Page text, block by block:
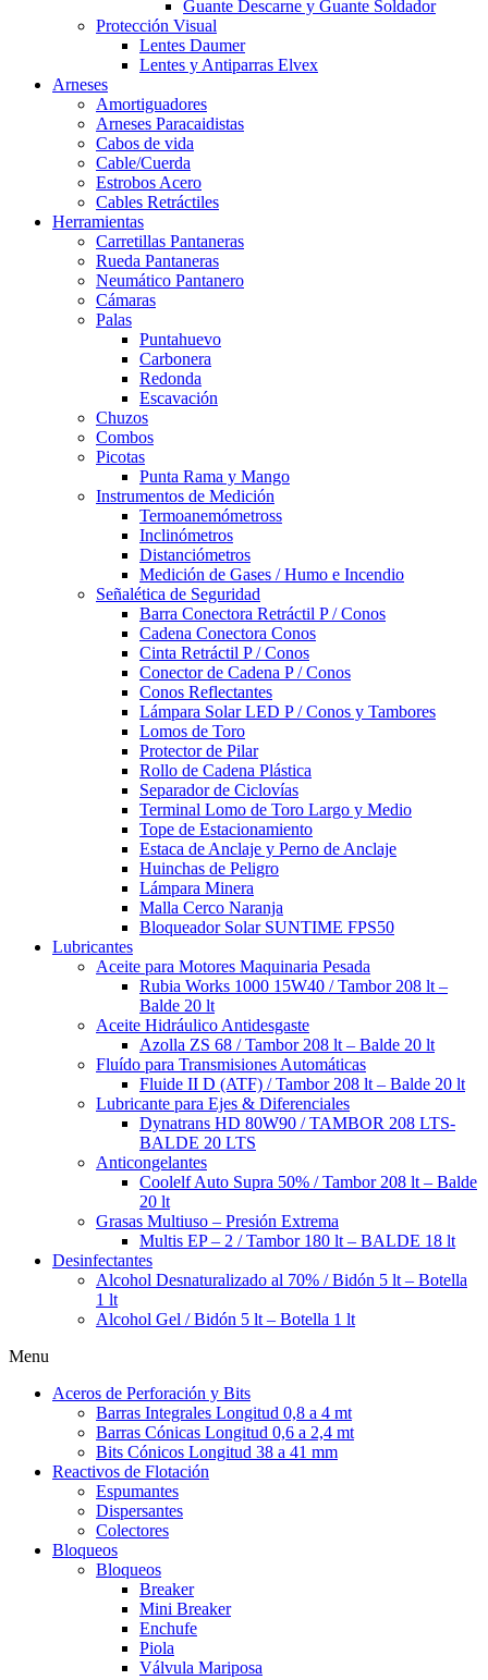
Guante Descarne y Guante Soldador
Protección Visual
Lentes Daumer
Lentes y Antiparras Elvex
Arneses
Amortiguadores
Arneses Paracaidistas
Cabos de vida
Cable/Cuerda
Estrobos Acero
Cables Retráctiles
Herramientas
Carretillas Pantaneras
Rueda Pantaneras
Neumático Pantanero
Cámaras
Palas
Puntahuevo
Carbonera
Redonda
Escavación
Chuzos
Combos
Picotas
Punta Rama y Mango
Instrumentos de Medición
Termoanemómetross
Inclinómetros
Distanciómetros
Medición de Gases / Humo e Incendio
Señalética de Seguridad
Barra Conectora Retráctil P / Conos
Cadena Conectora Conos
Cinta Retráctil P / Conos
Conector de Cadena P / Conos
Conos Reflectantes
Lámpara Solar LED P / Conos y Tambores
Lomos de Toro
Protector de Pilar
Rollo de Cadena Plástica
Separador de Ciclovías
Terminal Lomo de Toro Largo y Medio
Tope de Estacionamiento
Estaca de Anclaje y Perno de Anclaje
Huinchas de Peligro
Lámpara Minera
Malla Cerco Naranja
Bloqueador Solar SUNTIME FPS50
Lubricantes
Aceite para Motores Maquinaria Pesada
Rubia Works 1000 15W40 / Tambor 208 lt –
Balde 20 lt
Aceite Hidráulico Antidesgaste
Azolla ZS 68 / Tambor 208 lt – Balde 20 lt
Fluído para Transmisiones Automáticas
Fluide II D (ATF) / Tambor 208 lt – Balde 20 lt
Lubricante para Ejes & Diferenciales
Dynatrans HD 80W90 / TAMBOR 208 LTS-
BALDE 20 LTS
Anticongelantes
Coolelf Auto Supra 50% / Tambor 208 lt – Balde
20 lt
Grasas Multiuso – Presión Extrema
Multis EP – 2 / Tambor 180 lt – BALDE 18 lt
Desinfectantes
Alcohol Desnaturalizado al 70% / Bidón 5 lt – Botella
1 lt
Alcohol Gel / Bidón 5 lt – Botella 1 lt
Menu
Aceros de Perforación y Bits
Barras Integrales Longitud 0,8 a 4 mt
Barras Cónicas Longitud 0,6 a 2,4 mt
Bits Cónicos Longitud 38 a 41 mm
Reactivos de Flotación
Espumantes
Dispersantes
Colectores
Bloqueos
Bloqueos
Breaker
Mini Breaker
Enchufe
Piola
Válvula Mariposa